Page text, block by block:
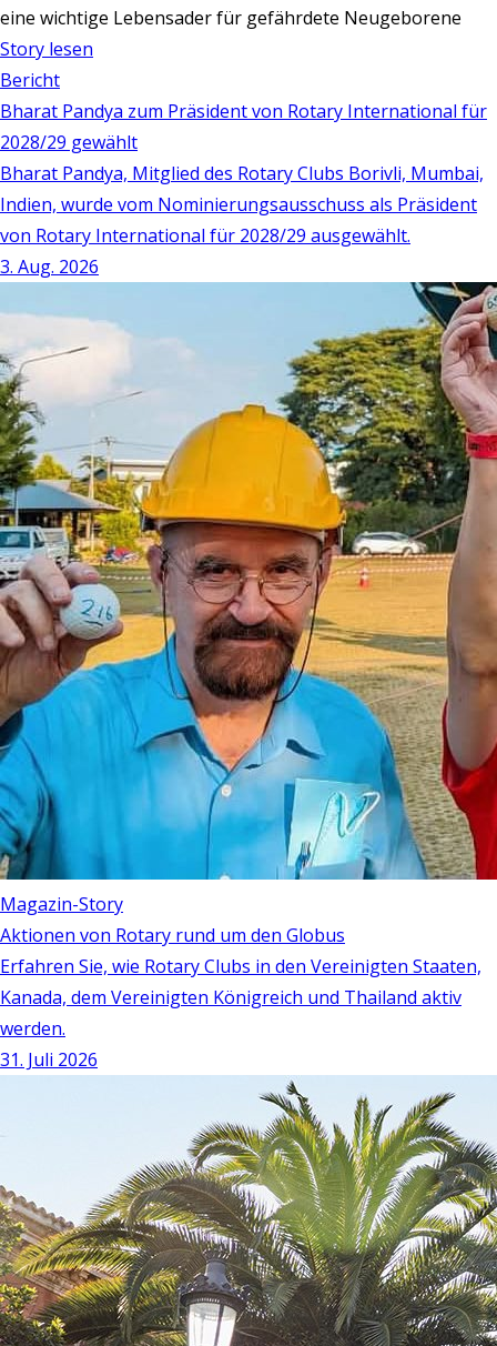
eine wichtige Lebensader für gefährdete Neugeborene
Story lesen
Bericht
Bharat Pandya zum Präsident von Rotary International für
2028/29 gewählt
Bharat Pandya, Mitglied des Rotary Clubs Borivli, Mumbai,
Indien, wurde vom Nominierungsausschuss als Präsident
von Rotary International für 2028/29 ausgewählt.
3. Aug. 2026
Magazin-Story
Aktionen von Rotary rund um den Globus
Erfahren Sie, wie Rotary Clubs in den Vereinigten Staaten,
Kanada, dem Vereinigten Königreich und Thailand aktiv
werden.
31. Juli 2026